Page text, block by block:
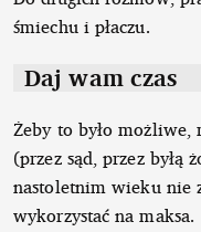
śmiechu i płaczu.
Daj wam czas
Żeby to było możliwe,
(przez sąd, przez byłą
nastoletnim wieku nie
wykorzystać na maksa.